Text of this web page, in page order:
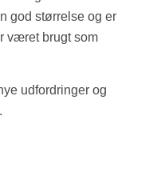
god størrelse og er
været brugt som
udfordringer og